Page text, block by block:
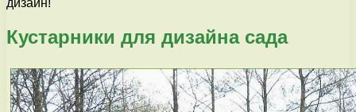
Кустарники для дизайна сада